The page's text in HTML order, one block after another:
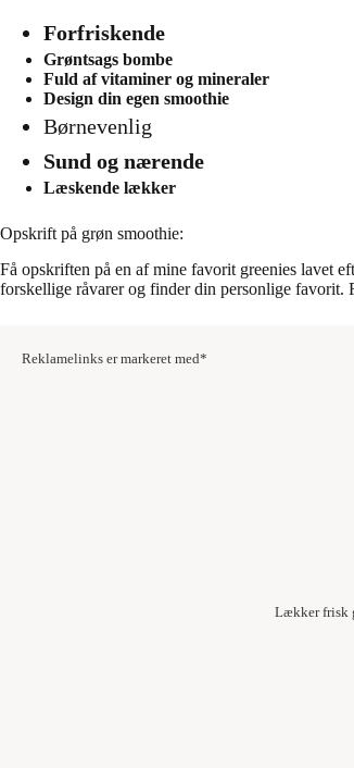
Forfriskende
Grøntsags bombe
Fuld af vitaminer og mineraler
Design din egen smoothie
Børnevenlig
Sund og nærende
Læskende lækker
Opskrift på grøn smoothie:
Få opskriften på en af mine favorit greenies lavet
forskellige råvarer og finder din personlige favorit.
Reklamelinks er markeret med*
Lækker frisk